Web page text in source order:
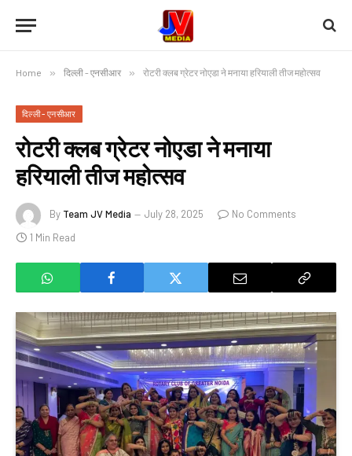
Home » दिल्ली - एनसीआर » रोटरी क्लब ग्रेटर नोएडा ने मनाया हरियाली तीज महोत्सव
दिल्ली - एनसीआर
रोटरी क्लब ग्रेटर नोएडा ने मनाया
हरियाली तीज महोत्सव
By Team JV Media July 28, 2025
No Comments
1 Min Read